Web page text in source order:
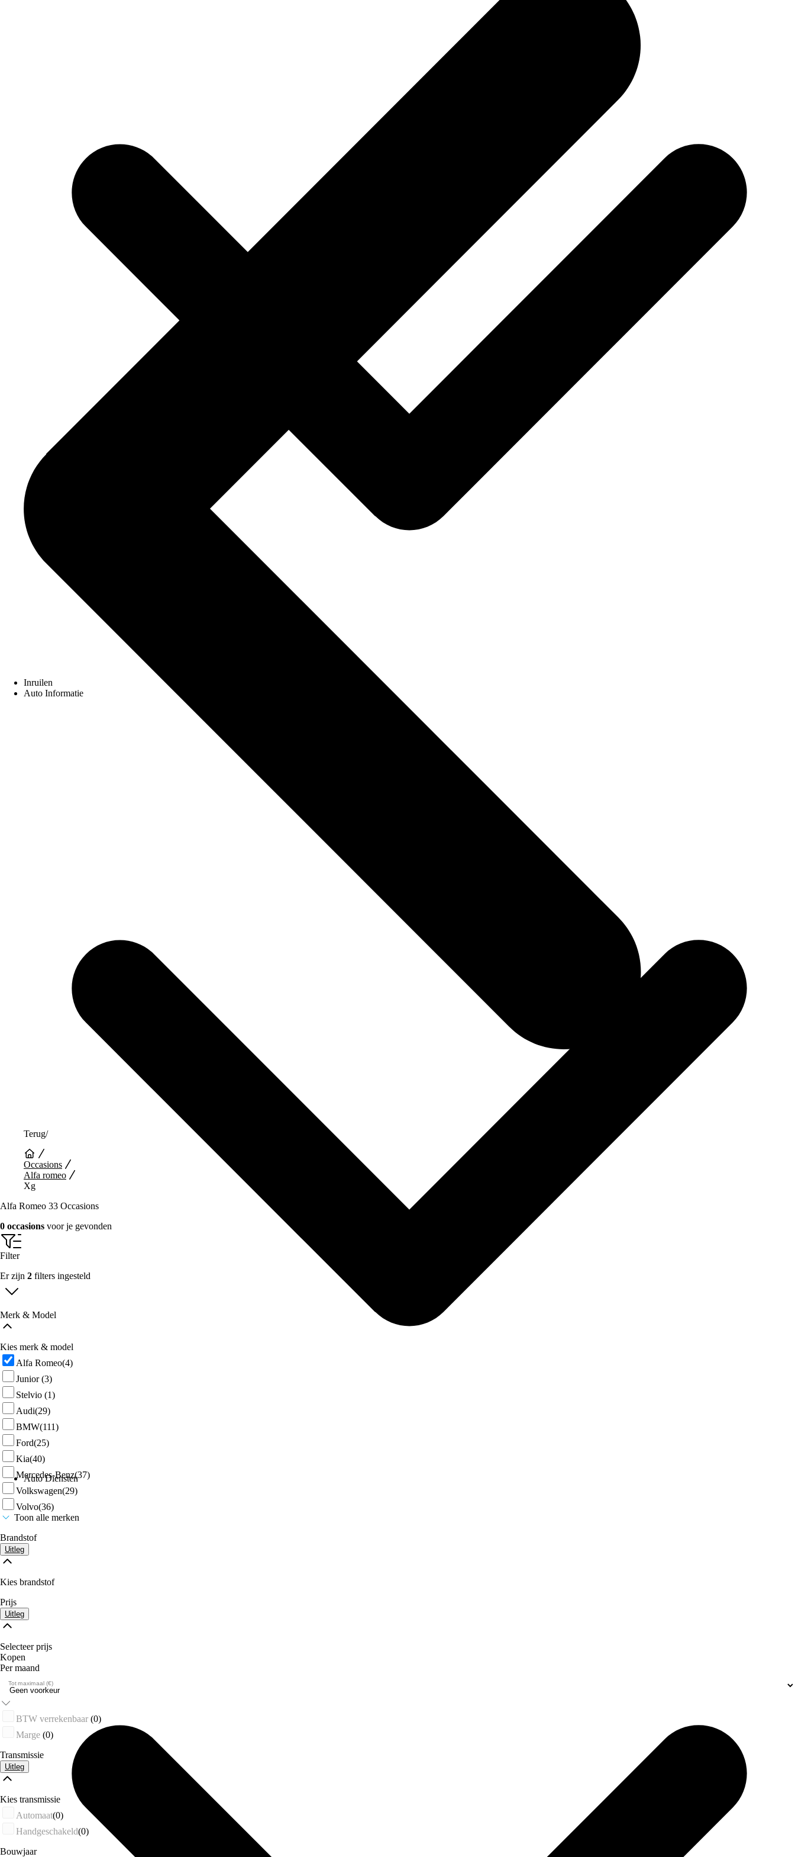
Inruilen
Auto Informatie
Auto Diensten
Terug/
Occasions
Alfa romeo
Xg
Alfa Romeo 33 Occasions
0 occasions voor je gevonden
Filter
Er zijn 2 filters ingesteld
Merk & Model
Kies merk & model
Alfa Romeo(4)
Junior(3)
Stelvio (1)
Audi(29)
BMW(111)
Ford(25)
Kia(40)
Mercedes-Benz(37)
Volkswagen(29)
Volvo(36)
Toon alle merken
Brandstof
Uitleg
Kies brandstof
Prijs
Uitleg
Selecteer prijs
Kopen
Per maand
Tot maximaal (€)
BTW verrekenbaar (0)
Marge (0)
Transmissie
Uitleg
Kies transmissie
Automaat(0)
Handgeschakeld(0)
Bouwjaar